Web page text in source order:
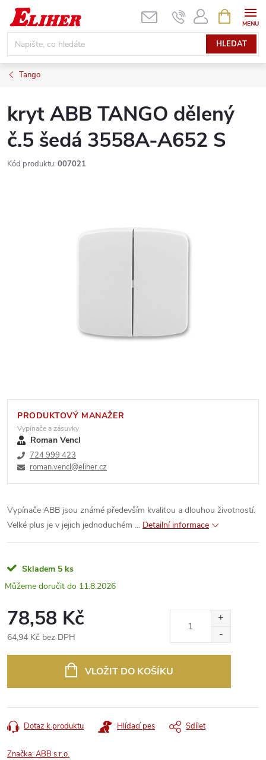
Přejít
obsah
HLEDAT
NÁKUPNÍ
KOŠÍK
Tango
kryt ABB TANGO dělený
č.5 šedá 3558A-A652 S
Kód produktu: 007021
PRODUKTOVÝ MANAŽER
Vypínače a zásuvky
Roman Vencl
724 999 423
roman.vencl@eliher.cz
Vypínače ABB jsou známé především kvalitou a dlouhou životností.
Velké plus je v jejich jednoduchém ... Detailní informace
Skladem 5 ks
11.8.2026
78,58 Kč
64,94 Kč bez DPH
VLOŽIT DO KOŠÍKU
Dotaz k produktu Hlídací pes Sdílet
Značka:ABB s.r.o.